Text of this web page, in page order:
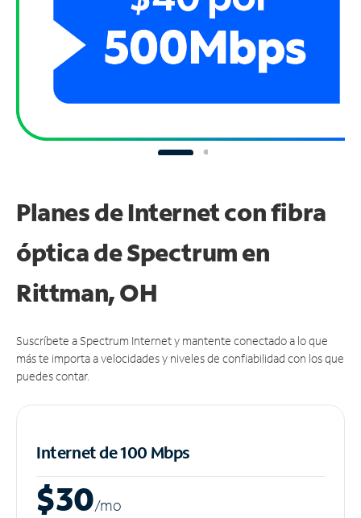
Planes de Internet con fibra
óptica de Spectrum en
Rittman, OH
Suscríbete a Spectrum Internet y mantente conectado a lo que
más te importa a velocidades y niveles de confiabilidad con los que
puedes contar.
Internet de 100 Mbps
$30/mo